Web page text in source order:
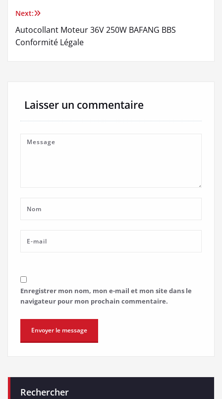
l’article
Next:
Autocollant Moteur 36V 250W BAFANG BBS
Conformité Légale
Laisser un commentaire
Enregistrer mon nom, mon e-mail et mon site dans le
navigateur pour mon prochain commentaire.
Rechercher